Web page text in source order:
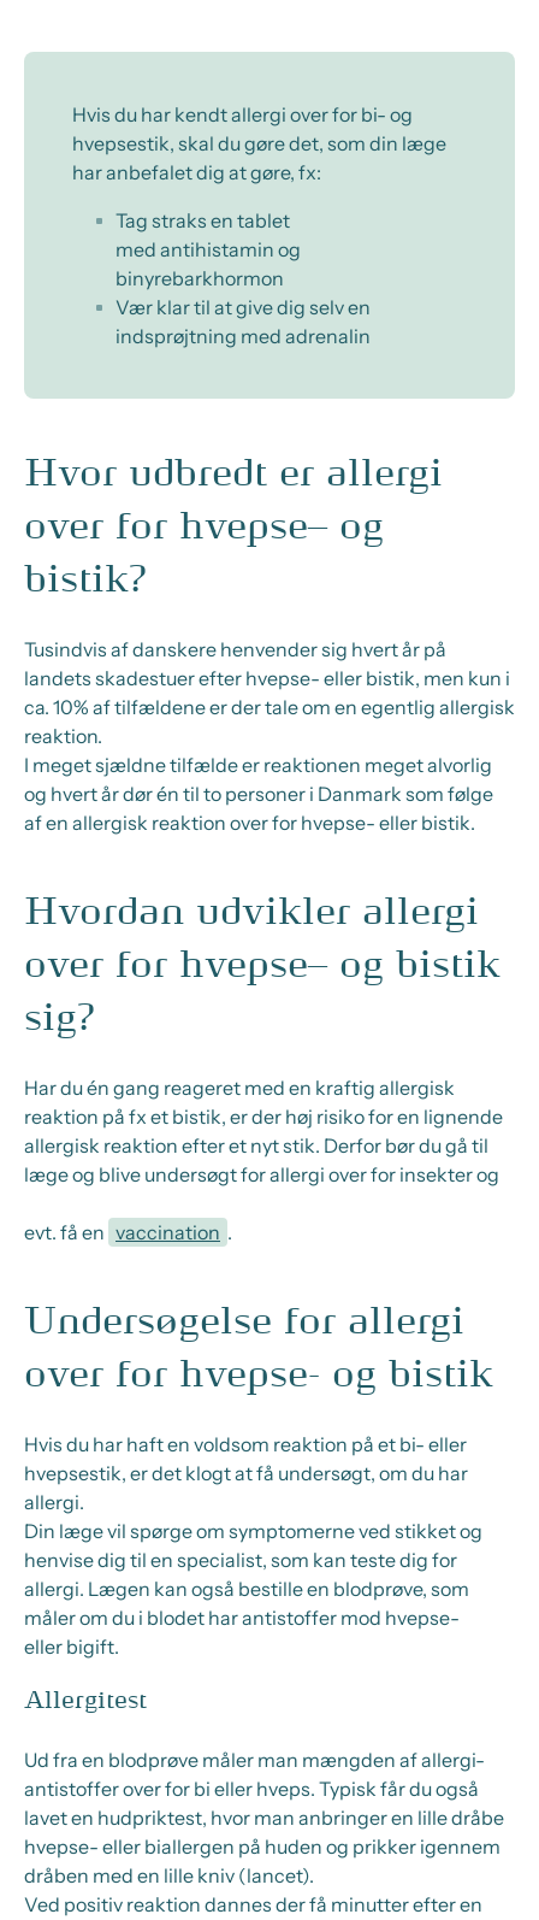
Hvis du har kendt allergi over for bi- og
hvepsestik, skal du gøre det, som din læge
har anbefalet dig at gøre, fx:
Tag straks en tablet
med antihistamin og
binyrebarkhormon
Vær klar til at give dig selv en
indsprøjtning med adrenalin
Hvor udbredt er allergi
over for hvepse– og
bistik?
Tusindvis afdanskere henvender sig hvert år på
landets skadestuer efter hvepse- eller bistik, men kun i
ca. 10% aftilfældeneer der tale om en egentlig allergisk
reaktion.
I meget sjældne tilfælde er reaktionen meget alvorlig
og hvert år dørén til to personer i Danmark som følge
afen allergisk reaktion over for hvepse- eller bistik.
Hvordan udvikler allergi
over for hvepse– og bistik
sig?
Har du én gang reageret med en kraftig allergisk
reaktion på fx et bistik, er der høj risiko for en lignende
allergisk reaktion efter et nyt stik. Derfor bør du gå til
læge og blive undersøgt for allergi over for insekter og
evt. få en vaccination .
Undersøgelse for allergi
over for hvepse- og bistik
Hvis du har haft en voldsom reaktion på et bi- eller
hvepsestik, er det klogt atfå undersøgt, om du har
allergi.
Din læge vil spørge om symptomerne ved stikket og
henvisedig til en specialist, som kan testedig for
allergi. Lægen kan også bestille en blodprøve, som
måler om du i blodet har antistoffer mod hvepse-
eller bigift.
Allergitest
Ud fra en blodprøve måler man mængden af allergi-
antistoffer over for bi eller hveps. Typisk får du også
lavet en hudpriktest, hvor man anbringer en lille dråbe
hvepse- eller biallergen på huden og prikker igennem
dråben med en lille kniv (lancet).
Ved positiv reaktion dannes der få minutter efter en